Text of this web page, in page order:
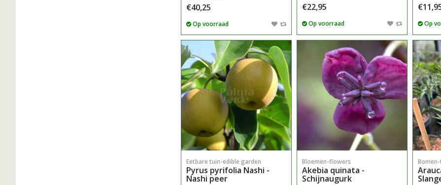
€40,25
Op voorraad
€22,95
Op voorraad Op
Eetbare tuin-edible garden
Pyrus pyrifolia Nashi -
Nashi peer
Bloemen-flowers
Akebia quinata -
Schijnaugurk